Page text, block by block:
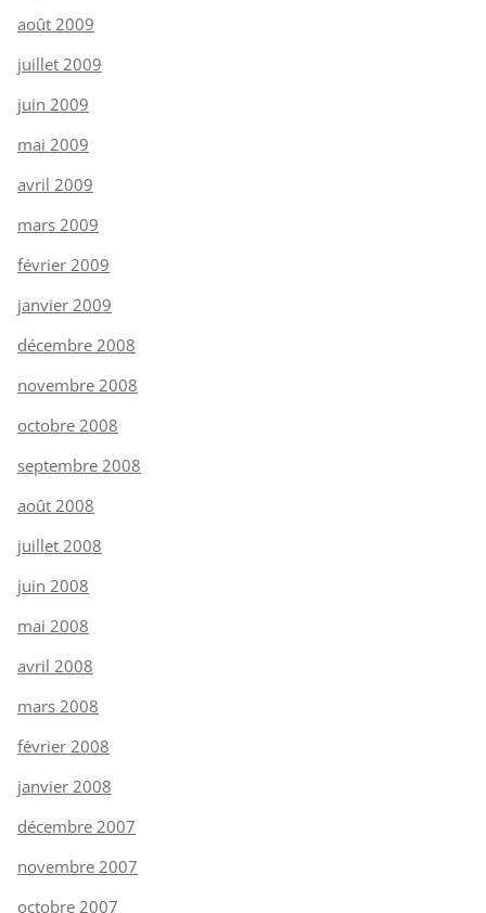
août 2009
juillet 2009
juin 2009
mai 2009
avril 2009
mars 2009
février 2009
janvier 2009
décembre 2008
novembre 2008
octobre 2008
septembre 2008
août 2008
juillet 2008
juin 2008
mai 2008
avril 2008
mars 2008
février 2008
janvier 2008
décembre 2007
novembre 2007
octobre 2007